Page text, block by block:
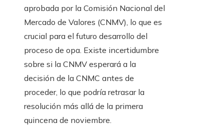
aprobada por la Comisión Nacional del
Mercado de Valores (CNMV), lo que es
crucial para el futuro desarrollo del
proceso de opa. Existe incertidumbre
sobre si la CNMV esperará a la
decisión de la CNMC antes de
proceder, lo que podría retrasar la
resolución más allá de la primera
quincena de noviembre.